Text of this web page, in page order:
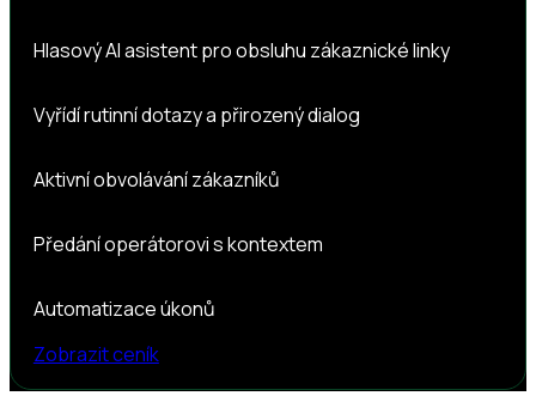
Hlasový AI asistent pro obsluhu zákaznické linky
Vyřídí rutinní dotazy a přirozený dialog
Aktivní obvolávání zákazníků
Předání operátorovi s kontextem
Automatizace úkonů
Zobrazit ceník